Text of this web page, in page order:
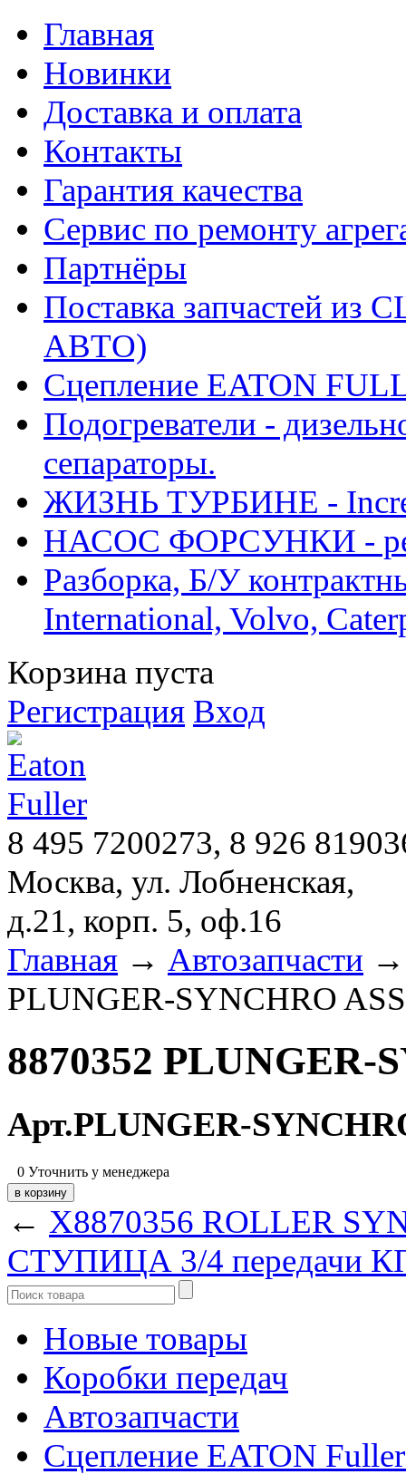
Главная
Новинки
Доставка и оплата
Контакты
Гарантия качества
Сервис по ремонту
Партнёры
Поставка запчастей
АВТО)
Сцепление EATON
Подогреватели -
сепараторы.
ЖИЗНЬ ТУРБИНЕ -
НАСОС ФОРСУНКИ -
Разборка, Б/У
International, Volvo,
Корзина пуста
Регистрация Вход
8 495 7200273, 8 926
Москва, ул. Лобненская,
д.21, корп. 5, оф.16
Главная → Автозапчасти
PLUNGER-SYNCHRO
8870352 PLUNGER-
Арт.PLUNGER-
0 Уточнить у менеджера
← X8870356 ROLLER
СТУПИЦА 3/4 передачи
Новые товары
Коробки передач
Автозапчасти
Сцепление EATON